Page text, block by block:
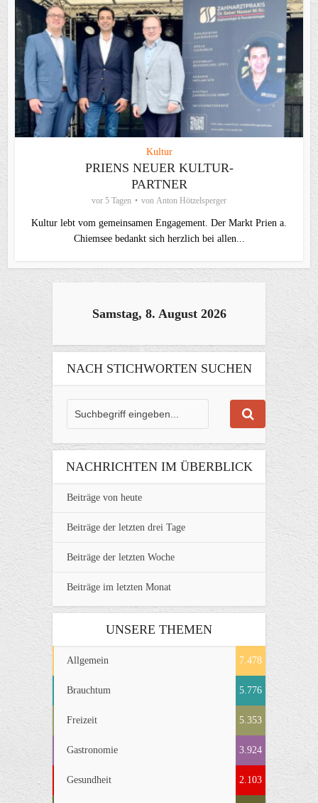
Kultur
PRIENS NEUER KULTUR-
PARTNER
vor 5 Tagen von Anton Hötzelsperger
Kultur lebt vom gemeinsamen Engagement. Der Markt Prien a.
Chiemsee bedankt sich herzlich bei allen...
Samstag, 8. August 2026
NACH STICHWORTEN SUCHEN
NACHRICHTEN IM ÜBERBLICK
Beiträge von heute
Beiträge der letzten drei Tage
Beiträge der letzten Woche
Beiträge im letzten Monat
UNSERE THEMEN
Allgemein 7.478
Brauchtum 5.776
Freizeit 5.353
Gastronomie 3.924
Gesundheit 2.103